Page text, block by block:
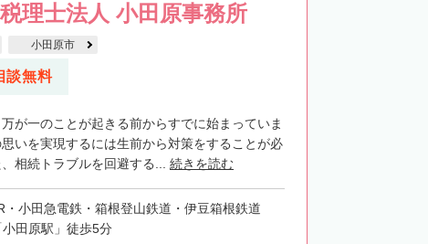
理士法人 小田原事務所
小田原市
談無料
が一のことが起きる前からすでに始まっていま
いを実現するには生前から対策をすることが必
相続トラブルを回避する... 続きを読む
・小田急電鉄・箱根登山鉄道・伊豆箱根鉄道
小田原駅」徒歩5分